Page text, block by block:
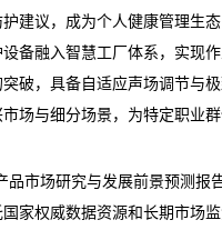
建议，成为个人健康管理生
备融入智慧工厂体系，实现
破，具备自适应声场调节与
场与细分场景，为特定职业
市场研究与发展前景预测报
家权威数据资源和长期市场